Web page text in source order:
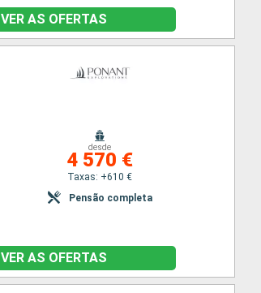
VER AS OFERTAS
desde
4 570 €
Taxas: +610 €
Pensão completa
VER AS OFERTAS